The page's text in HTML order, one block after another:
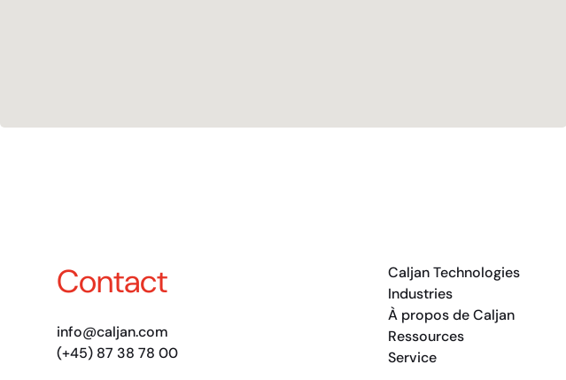
Contact
info@caljan.com
(+45) 87 38 78 00
Caljan Technologies
Industries
À propos de Caljan
Ressources
Service